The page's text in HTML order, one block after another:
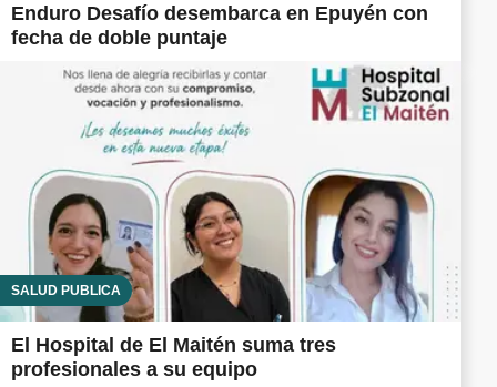
Enduro Desafío desembarca en Epuyén con
fecha de doble puntaje
SALUD PÚBLICA
El Hospital de El Maitén suma tres
profesionales a su equipo